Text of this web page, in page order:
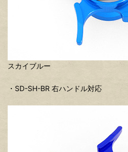
スカイブルー
・SD-SH-BR 右ハンドル対応